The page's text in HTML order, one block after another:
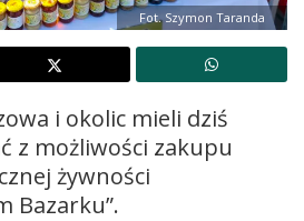
Fot. Szymon Taranda
i okolic mieli dziś
z możliwości zakupu
żywności
Bazarku”.